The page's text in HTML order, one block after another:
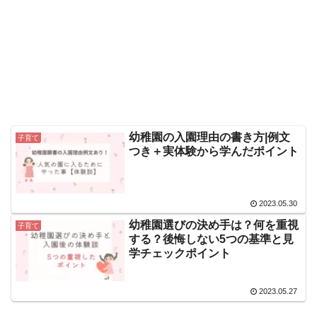
子育て
幼稚園の入園理由の書き方|例文
つき＋実体験から学んだポイント
2023.05.30
子育て
幼稚園選びの決め手は？何を重視
する？後悔しない5つの基準と見
学チェックポイント
2023.05.27